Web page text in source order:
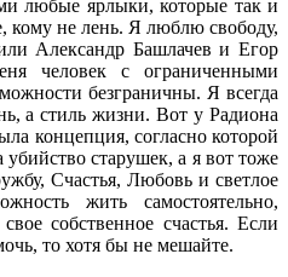
любые ярлыки, которые так и
кому не лень. Я люблю свободу,
Александр Башлачев и Егор
человек с ограниченными
безграничны. Я всегда
а стиль жизни. Вот у Радиона
концепция, согласно которой
старушек, а я вот тоже
Счастья, Любовь и светлое
жить самостоятельно,
собственное счастья. Если
то хотя бы не мешайте.